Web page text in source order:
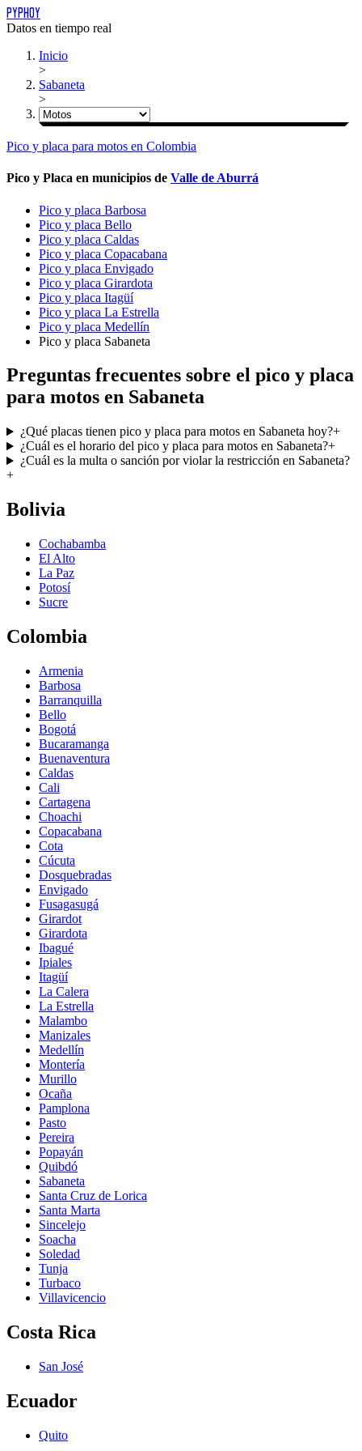
PYPHOY
Datos en tiempo real
Inicio
>
Sabaneta
>
Pico y placa para motos en Colombia
Pico y Placa en municipios de Valle de Aburrá
Pico y placa Barbosa
Pico y placa Bello
Pico y placa Caldas
Pico y placa Copacabana
Pico y placa Envigado
Pico y placa Girardota
Pico y placa Itagüí
Pico y placa La Estrella
Pico y placa Medellín
Pico y placa Sabaneta
Preguntas frecuentes sobre el pico y placa
para motos en Sabaneta
¿Qué placas tienen pico y placa para motos en Sabaneta hoy?+
¿Cuál es el horario del pico y placa para motos en Sabaneta?+
¿Cuál es la multa o sanción por violar la restricción en Sabaneta?
+
Bolivia
Cochabamba
El Alto
La Paz
Potosí
Sucre
Colombia
Armenia
Barbosa
Barranquilla
Bello
Bogotá
Bucaramanga
Buenaventura
Caldas
Cali
Cartagena
Choachi
Copacabana
Cota
Cúcuta
Dosquebradas
Envigado
Fusagasugá
Girardot
Girardota
Ibagué
Ipiales
Itagüí
La Calera
La Estrella
Malambo
Manizales
Medellín
Montería
Murillo
Ocaña
Pamplona
Pasto
Pereira
Popayán
Quibdó
Sabaneta
Santa Cruz de Lorica
Santa Marta
Sincelejo
Soacha
Soledad
Tunja
Turbaco
Villavicencio
Costa Rica
San José
Ecuador
Quito